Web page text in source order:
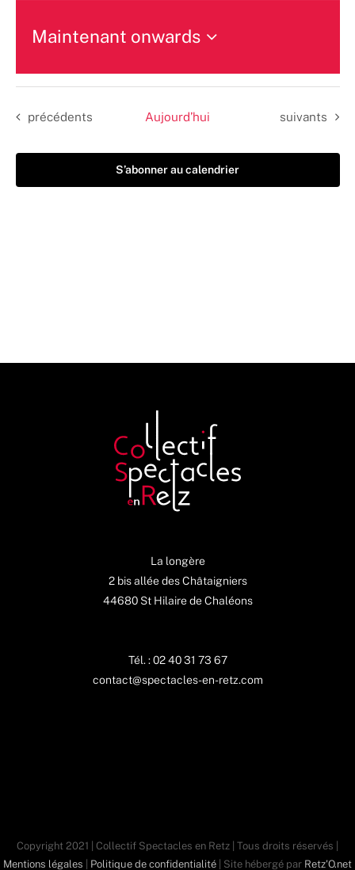
Maintenant onwards
une
date.
Évènements
précédents Aujourd’hui Évènements
suivants
S’abonner au calendrier
La longère
2 bis allée des Châtaigniers
44680 St Hilaire de Chaléons
Tél. : 02 40 31 73 67
contact@spectacles-en-retz.com
Copyright 2021 | Collectif Spectacles en Retz | Tous droits réservés |
Mentions légales
Politique de confidentialité | Site hébergé par Retz'O.net